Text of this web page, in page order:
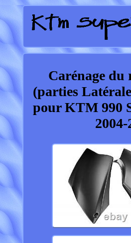
Carénage du
(parties
pour KTM 990
2004-